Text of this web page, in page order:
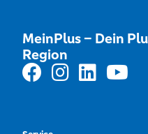
MeinPlus – Dein
Region